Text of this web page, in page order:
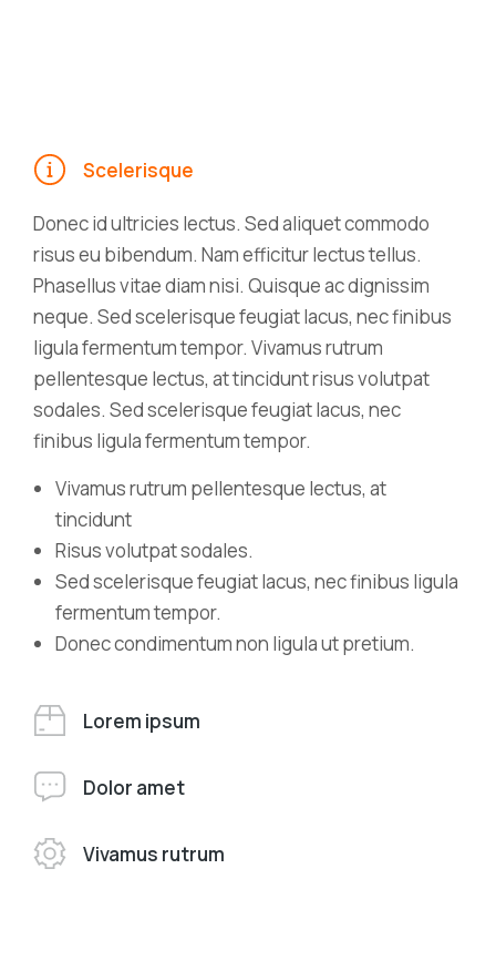
Scelerisque
Donec id ultricies lectus. Sed aliquet commodo
risus eu bibendum. Nam efficitur lectus tellus.
Phasellus vitae diam nisi. Quisque ac dignissim
neque. Sed scelerisque feugiat lacus, nec finibus
ligula fermentum tempor. Vivamus rutrum
pellentesque lectus, at tincidunt risus volutpat
sodales. Sed scelerisque feugiat lacus, nec
finibus ligula fermentum tempor.
Vivamus rutrum pellentesque lectus, at
tincidunt
Risus volutpat sodales.
Sed scelerisque feugiat lacus, nec finibus ligula
fermentum tempor.
Donec condimentum non ligula ut pretium.
Lorem ipsum
Dolor amet
Vivamus rutrum